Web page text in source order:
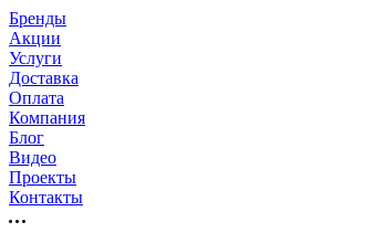
Бренды
Акции
Услуги
Доставка
Оплата
Компания
Блог
Видео
Проекты
Контакты